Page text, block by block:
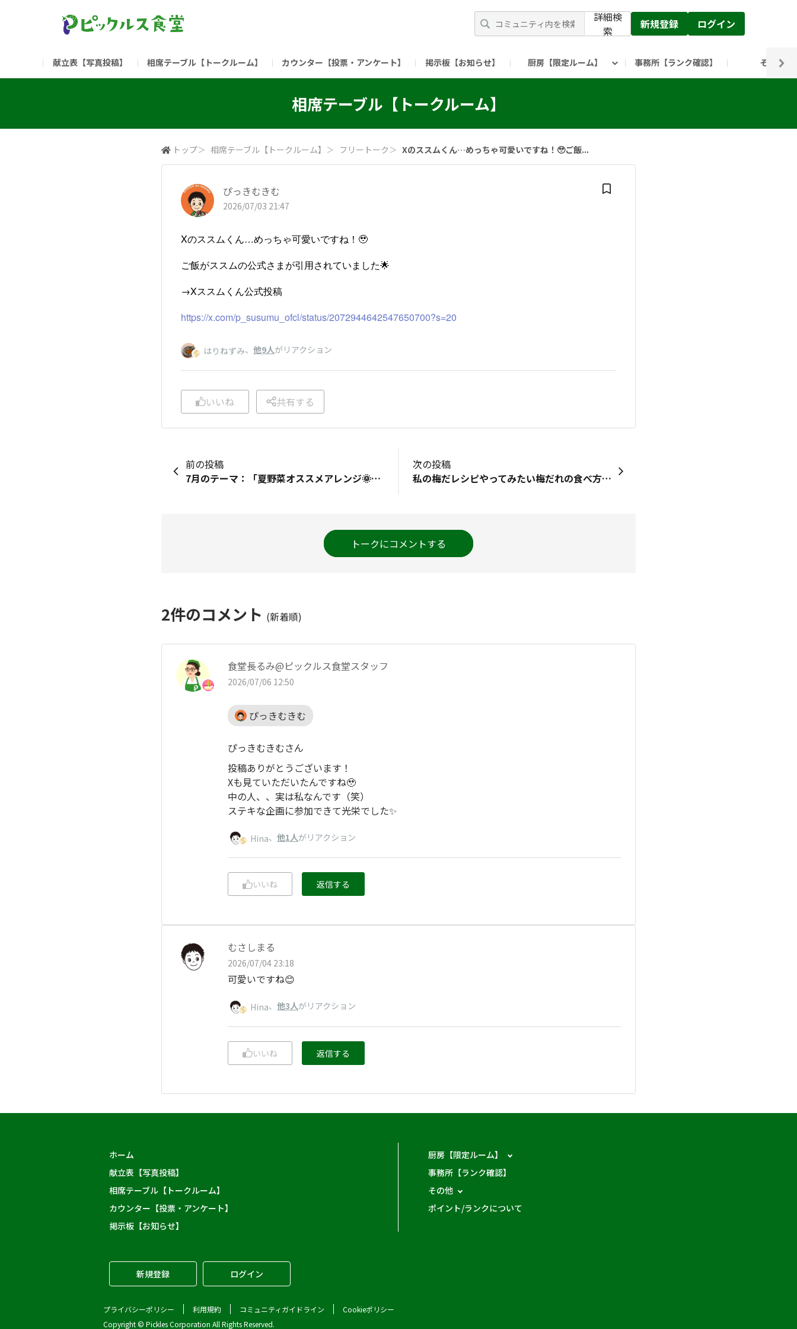
詳細検
索
新規登録 ログイン
献立表【写真投稿】 相席テーブル【トークルーム】 カウンター【投票・アンケート】 掲示板【お知らせ】 厨房【限定ルーム】 事務所【ランク確認】 その他
（リンク）ご飯がススム ブランドサイト （リンク）ピックルスコーポレーションHP （リンク）ピックルスホールディングスHP
相席テーブル【トークルーム】
トップ＞ 相席テーブル【トークルーム】 ＞ フリートーク ＞ Xのススムくん…めっちゃ可愛いですね！🥹ご飯...
ぴっきむきむ
2026/07/03 21:47
Xのススムくん…めっちゃ可愛いですね！🥹
ご飯がススムの公式さまが引用されていました🌟
→Xススムくん公式投稿
https://x.com/p_susumu_ofcl/status/2072944642547650700?s=20
はりねずみ、 他9人がリアクション
いいね 共有する
前の投稿
7月のテーマ：「夏野菜オススメアレンジ🌞」トマトを凍らして、すってから素麺と食べるのが冷たくふわっとした食感もあり美味しいです(^^)TVで紹介されていたのを見てから夏には作って食べています。
次の投稿
私の梅だレシピやってみたい梅だれの食べ方冷やした中華麺にトッピングして冷やし中華にしたい！ざるラーメンのツユにいれて薬味にしたい！おにぎりにご飯と混ぜて具材にしたい！
トークにコメントする
2件のコメント (新着順)
食堂長るみ@ピックルス食堂スタッフ
2026/07/06 12:50
ぴっきむきむ
ぴっきむきむさん
投稿ありがとうございます！
Xも見ていただいたんですね🥹
中の人、、実は私なんです（笑）
ステキな企画に参加できて光栄でした✨
Hina、 他1人がリアクション
いいね 返信する
むさしまる
2026/07/04 23:18
可愛いですね😊
Hina、 他3人がリアクション
いいね 返信する
ホーム
献立表【写真投稿】
相席テーブル【トークルーム】
カウンター【投票・アンケート】
掲示板【お知らせ】
厨房【限定ルーム】
事務所【ランク確認】
その他
ポイント/ランクについて
新規登録 ログイン
プライバシーポリシー 利用規約 コミュニティガイドライン
Cookieポリシー
Copyright © Pickles Corporation All Rights Reserved.